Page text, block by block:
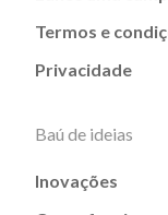
Termos e
Privacidade
Baú de ideias
Inovações